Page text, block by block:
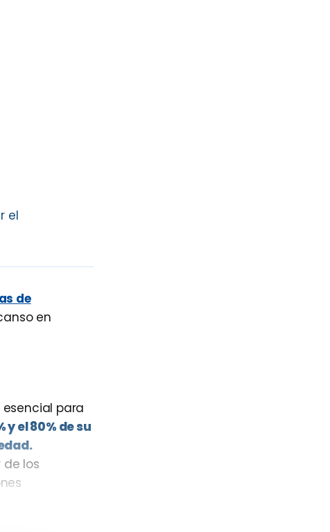
el
de
en
para
el 80% de su
los